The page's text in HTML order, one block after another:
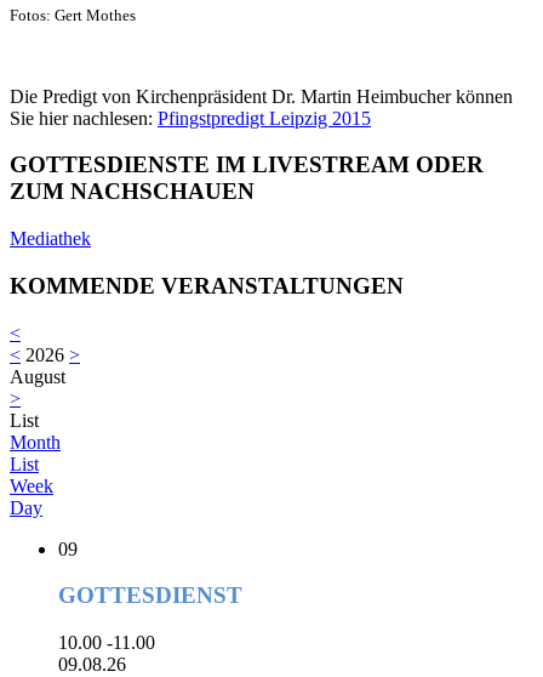
Fotos: Gert Mothes
Die Predigt von Kirchenpräsident Dr. Martin Heimbucher können
Sie hier nachlesen: Pfingstpredigt Leipzig 2015
GOTTESDIENSTE IM LIVESTREAM ODER
ZUM NACHSCHAUEN
Mediathek
KOMMENDE VERANSTALTUNGEN
<
< 2026 >
August
>
List
Month
List
Week
Day
09
GOTTESDIENST
10.00 -11.00
09.08.26